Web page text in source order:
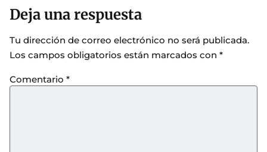
Deja una respuesta
Tu dirección de correo electrónico no será publicada.
Los campos obligatorios están marcados con *
Comentario *